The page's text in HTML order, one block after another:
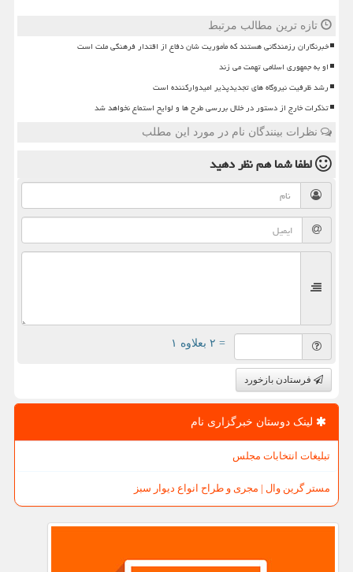
تازه ترین مطالب مرتبط
خبرنگاران رزمندگانی هستند که مأموریت شان دفاع از اقتدار فرهنگی ملت است
او به جمهوری اسلامی تهمت می زند
رشد ظرفیت نیروگاه های تجدیدپذیر امیدوارکننده است
تذکرات خارج از دستور در خلال بررسی طرح ها و لوایح استماع نخواهد شد
نظرات بینندگان نام در مورد این مطلب
لطفا شما همنظر دهید
= ۲ بعلاوه ۱
فرستادن بازخورد
لینک دوستان خبرگزاری نام
تبلیغات انتخابات مجلس
مستر گرین وال | مجری و طراح انواع دیوار سبز